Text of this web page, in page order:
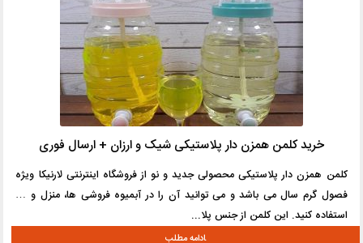
خرید کلمن همزن دار پلاستیکی شیک و ارزان + ارسال فوری
کلمن همزن دار پلاستیکی محصولی جدید و نو از فروشگاه اینترنتی لارنیکا ویژه
فصول گرم سال می باشد و می توانید آن را در آبمیوه فروشی ها، منزل و …
استفاده کنید. این کلمن از جنس پلا...